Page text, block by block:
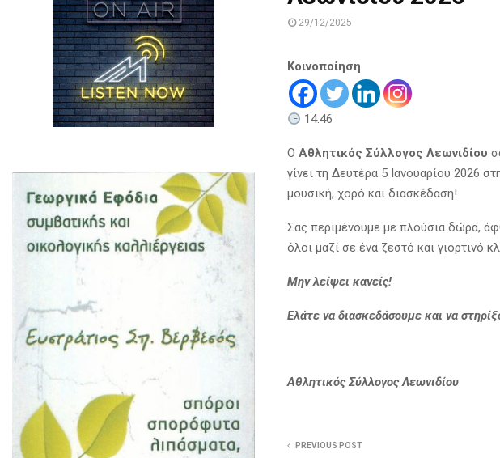
29/12/2025
Κοινοποίηση
14:46
Ο Αθλητικός Σύλλογος Λεωνιδίου
γίνει τη Δευτέρα 5 Ιανουαρίου 2026
μουσική, χορό και διασκέδαση!
Σας περιμένουμε με πλούσια δώρα,
όλοι μαζί σε ένα ζεστό και γιορτινό
Μην λείψει κανείς!
Ελάτε να διασκεδάσουμε και να
Αθλητικός Σύλλογος Λεωνιδίου
PREVIOUS POST